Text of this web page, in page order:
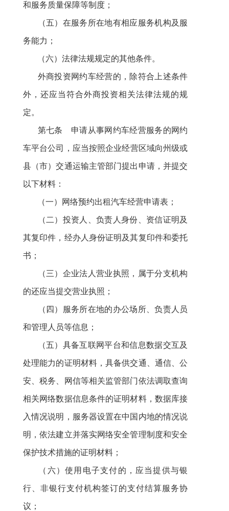
和服务质量保障等制度；
（五）在服务所在地有相应服务机构及服
务能力；
（六）法律法规规定的其他条件。
外商投资网约车经营的，除符合上述条件
外，还应当符合外商投资相关法律法规的规
定。
第七条 申请从事网约车经营服务的网约
车平台公司 ，应当按照企业经营区域向州级或
县（市）交通运输主管部门提出申请，并提交
以下材料：
（一）网络预约出租汽车经营申请表；
（二）投资人 负责人身份、资信证明及
其复印件，经办人身份证明及其复印件和委托
书；
（三）企业法人营业执照，属于分支机构
的还应当提交营业执照；
（四）服务所在地的办公场所、负责人员
和管理人员等信息；
（五）具备互联网平台和信息数据交互及
处理能力的证明材料，具备供交通、通信、公
安、税务、网信等相关监管部门依法调取查询
相关网络数据信息条件的证明材料，数据库接
入情况说明，服务器设置在中国内地的情况说
明，依法建立并落实网络安全管理制度和安全
保护技术措施的证明材料；
（六）使用电子支付的，应当提供与银
行、非银行支付机构签订的支付结算服务协
议；